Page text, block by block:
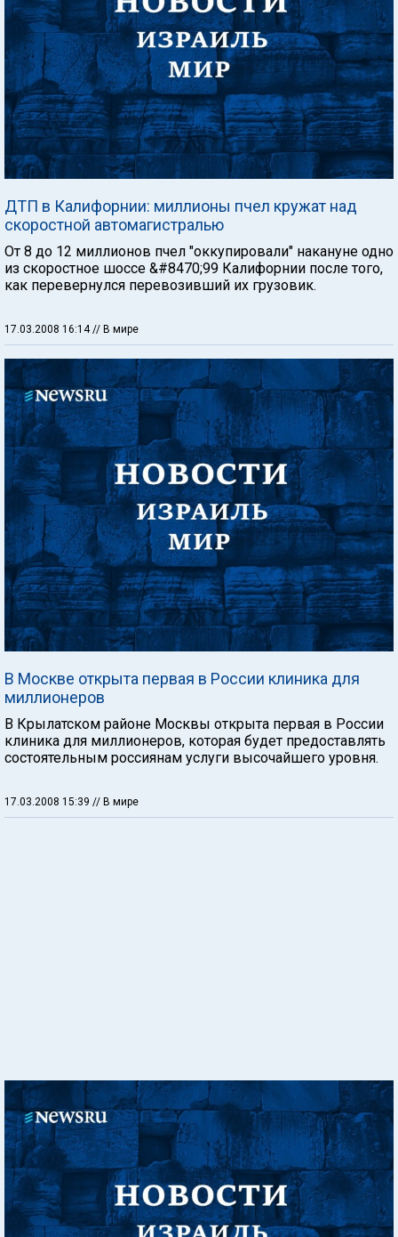
ДТП в Калифорнии: миллионы пчел кружат над
скоростной автомагистралью
От 8 до 12 миллионов пчел "оккупировали" накануне одно
из скоростное шоссе &#8470;99 Калифорнии после того,
как перевернулся перевозивший их грузовик.
17.03.2008 16:14// В мире
В Москве открыта первая в России клиника для
миллионеров
В Крылатском районе Москвы открыта первая в России
клиника для миллионеров, которая будет предоставлять
состоятельным россиянам услуги высочайшего уровня.
17.03.2008 15:39 // В мире